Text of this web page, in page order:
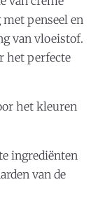
penseel en
van vloeistof.
het perfecte
het kleuren
ingrediënten
van de